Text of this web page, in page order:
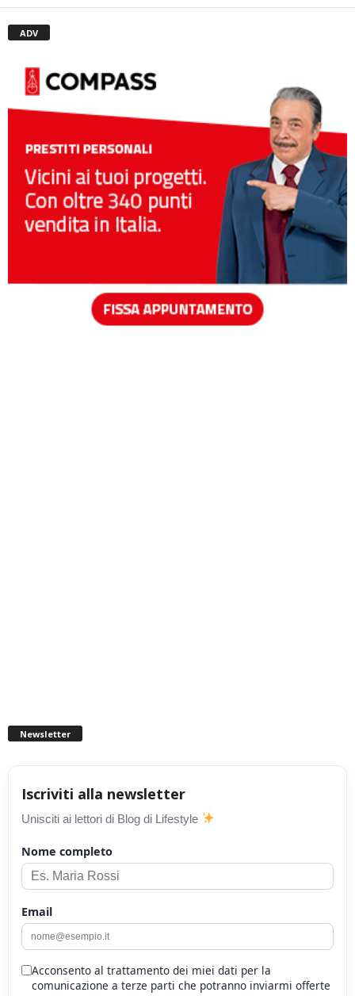
ADV
Newsletter
Iscriviti alla newsletter
Unisciti ai lettori di Blog di Lifestyle
Nome completo
Email
Acconsento al trattamento dei miei dati per la
comunicazione a terze parti che potranno inviarmi offerte